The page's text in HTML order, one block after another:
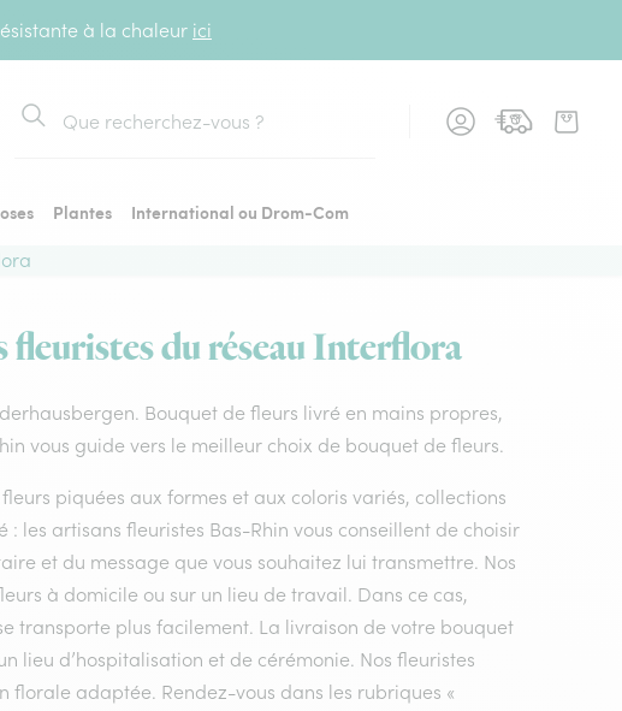
à la chaleur ici
Rechercher
Plantes
International ou Drom-Com
du réseau Interflora
Bouquet de fleurs livré en mains propres,
vous guide vers le meilleur choix de bouquet de fleurs.
piquées aux formes et aux coloris variés, collections
les artisans fleuristes Bas-Rhin vous conseillent de choisir
et du message que vous souhaitez lui transmettre. Nos
à domicile ou sur un lieu de travail. Dans ce cas,
transporte plus facilement. La livraison de votre bouquet
lieu d’hospitalisation et de cérémonie. Nos fleuristes
adaptée. Rendez-vous dans les rubriques «